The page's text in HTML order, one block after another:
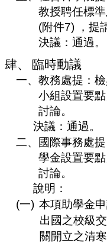
教授聘任標
(附件7)
，提
決議： 通過。
肆、 臨時動議
一、 教務處提：
小組設置要
討論。
決議：通過。
二、
國際事務處
學金設置要
討論。
說明：
(一) 本項助學金
出國之校級
關開立之清寒